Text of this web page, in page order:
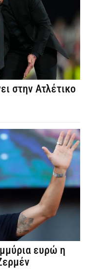
στην Ατλέτικο
ευρώ η